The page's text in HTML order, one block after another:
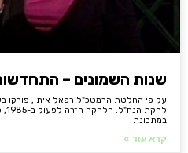
שנות השמונים –
במתכונת
קרא עוד »